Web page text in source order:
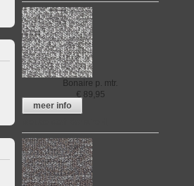
Bonaire p. mtr.
€ 89,95
meer info